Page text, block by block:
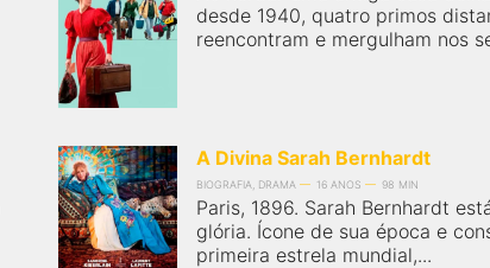
desde 1940, quatro primos
reencontram e mergulham nos
A Divina Sarah Bernhardt
BIOGRAFIA, DRAMA 16 ANOS 98 MIN
Paris, 1896. Sarah Bernhardt
glória. Ícone de sua época e
primeira estrela mundial,...